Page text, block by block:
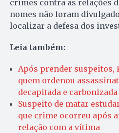
crimes contra as relações
nomes não foram
localizar a defesa dos
Leia também:
Após prender
quem ordenou
decapitada e carbonizada
Suspeito de matar
que crime ocorreu após
relação com a vítima